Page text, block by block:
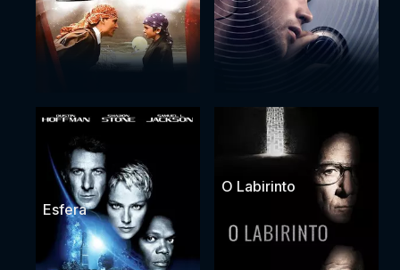
Esfera
O Labirinto